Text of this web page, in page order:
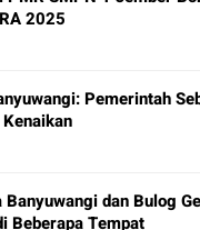
2025
Pemerintah
dan Bulog
Beberapa Tempat